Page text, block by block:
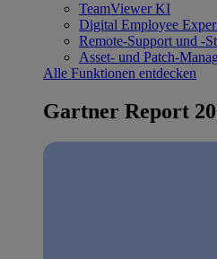
TeamViewer KI
Digital Employee
Remote-Support und -
Asset- und Patch-
Alle Funktionen entdecken
Gartner Report